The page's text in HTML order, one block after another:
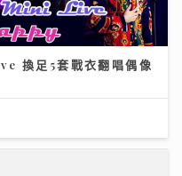
換足5套戰衣翻唱偶像